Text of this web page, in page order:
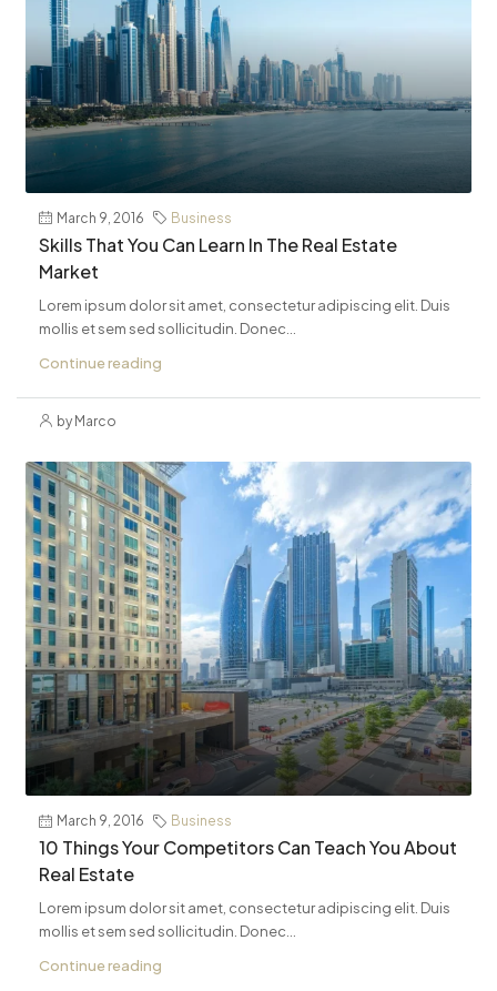
March 9, 2016 Business
Skills That You Can Learn In The Real Estate
Market
Lorem ipsum dolor sit amet, consectetur adipiscing elit. Duis
mollis et sem sed sollicitudin. Donec...
Continue reading
by Marco
March 9, 2016 Business
10 Things Your Competitors Can Teach You About
Real Estate
Lorem ipsum dolor sit amet, consectetur adipiscing elit. Duis
mollis et sem sed sollicitudin. Donec...
Continue reading